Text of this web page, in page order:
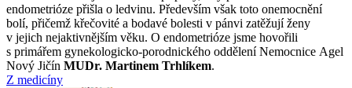
endometrióze přišla o ledvinu. Především však toto onemocnění
bolí, přičemž křečovité a bodavé bolesti v pánvi zatěžují ženy
v jejich nejaktivnějším věku. O endometrióze jsme hovořili
s primářem gynekologicko-porodnického oddělení Nemocnice Agel
Nový Jičín MUDr. Martinem Trhlíkem.
Z medicíny